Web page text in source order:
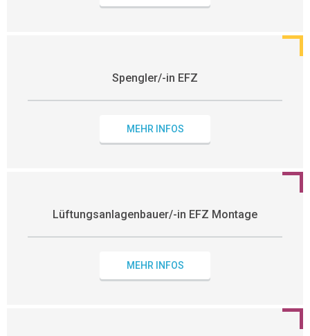
Spengler/-in EFZ
MEHR INFOS
Lüftungsanlagenbauer/-in EFZ Montage
MEHR INFOS